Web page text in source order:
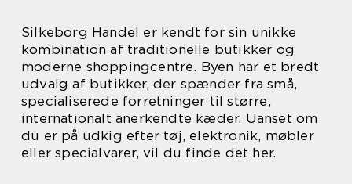
Silkeborg Handel er kendt for sin unikke
kombination af traditionelle butikker og
moderne shoppingcentre. Byen har et bredt
udvalg af butikker, der spænder fra små,
specialiserede forretninger til større,
internationalt anerkendte kæder. Uanset om
du er på udkig efter tøj, elektronik, møbler
eller specialvarer, vil du finde det her.